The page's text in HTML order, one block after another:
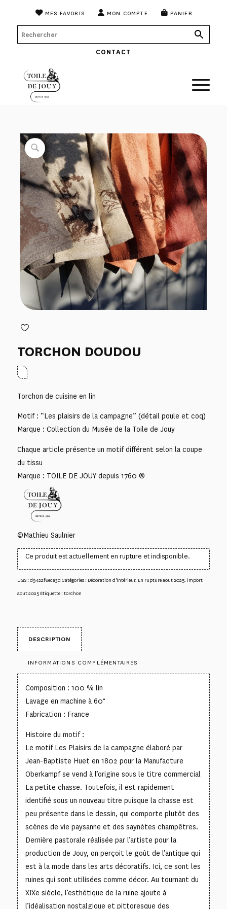
MES FAVORIS MON COMPTE PANIER
CONTACT
TORCHON DOUDOU
Torchon de cuisine en lin
Motif : “Les plaisirs de la campagne” (détail poule et coq)
Marque : Collection du Musée de la Toile de Jouy
Chaque article présente un motif différent selon la coupe
du tissu
Marque : TOILE DE JOUY depuis 1760 ®
©Mathieu Saulnier
Ce produit est actuellement en rupture et indisponible.
UGS :d9422f6eca3d Catégories : Décoration d'intérieur, En rupture aout 2025, import
aout 2025 Étiquette :torchon
DESCRIPTION
INFORMATIONS COMPLÉMENTAIRES
Composition : 100 % lin
Lavage en machine à 60°
Fabrication : France
Histoire du motif :
Le motif Les Plaisirs de la campagne élaboré par
Jean-Baptiste Huet en 1802 pour la Manufacture
Oberkampf se vend à l’origine sous le titre commercial
La petite chasse. Toutefois, il est rapidement
identifié sous un nouveau titre puisque la chasse est
peu présente dans le dessin, qui comporte plutôt des
scènes de vie paysanne et des saynètes champêtres.
Dernière pastorale réalisée par l’artiste pour la
production de Jouy, on perçoit le goût de l’antique qui
est à la mode dans les arts décoratifs. Ici, ce sont les
ruines qui sont utilisées comme décor. Au tournant du
XIXe siècle, l’esthétique de la ruine ajoute à
l’idéalisation nostalgique et pittoresque des